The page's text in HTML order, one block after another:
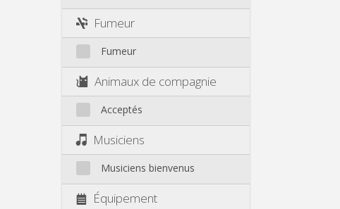
Fumeur
Fumeur
Animaux de compagnie
Acceptés
Musiciens
Musiciens bienvenus
Équipement